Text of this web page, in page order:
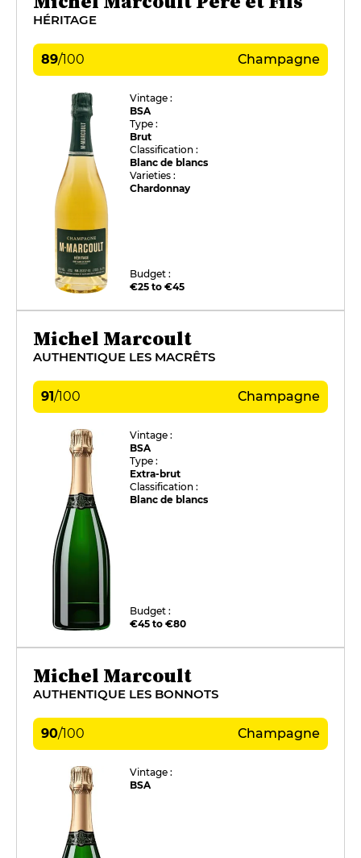
HÉRITAGE
89/100 Champagne
Vintage :
BSA
Type :
Brut
Classification :
Blanc de blancs
Varieties :
Chardonnay
Budget :
€25 to €45
Michel Marcoult
AUTHENTIQUE LES MACRÊTS
91/100 Champagne
Vintage :
BSA
Type :
Extra-brut
Classification :
Blanc de blancs
Budget :
€45 to €80
Michel Marcoult
AUTHENTIQUE LES BONNOTS
90/100 Champagne
Vintage :
BSA